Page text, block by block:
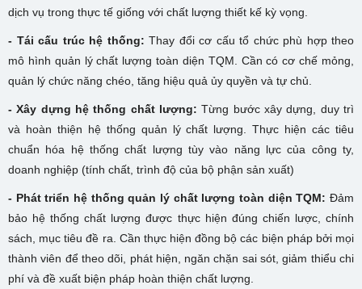
dịch vụ trong thực tế giống với chất lượng thiết kế kỳ vọng.
- Tái cấu trúc hệ thống: Thay đổi cơ cấu tổ chức phù hợp theo
mô hình quản lý chất lượng toàn diện TQM. Cần có cơ chế mỏng,
quản lý chức năng chéo, tăng hiệu quả ủy quyền và tự chủ.
- Xây dựng hệ thống chất lượng: Từng bước xây dựng, duy trì
và hoàn thiện hệ thống quản lý chất lượng. Thực hiện các tiêu
chuẩn hóa hệ thống chất lượng tùy vào năng lực của công ty,
doanh nghiệp (tính chất, trình độ của bộ phận sản xuất)
- Phát triển hệ thống quản lý chất lượng toàn diện TQM: Đảm
bảo hệ thống chất lượng được thực hiện đúng chiến lược, chính
sách, mục tiêu đề ra. Cần thực hiện đồng bộ các biện pháp bởi mọi
thành viên để theo dõi, phát hiện, ngăn chặn sai sót, giảm thiểu chi
phí và đề xuất biện pháp hoàn thiện chất lượng.